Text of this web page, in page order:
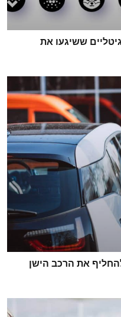
ששיגעו את
את הרכב הישן